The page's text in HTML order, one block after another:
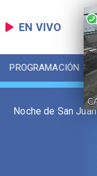
EN VIVO
PROGRAMACIÓN
Noche de San Juan